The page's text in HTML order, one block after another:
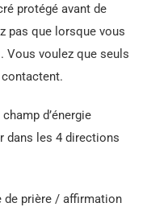
protégé avant de
pas que lorsque vous
Vous voulez que seuls
d’énergie
dans les 4 directions
de prière / affirmation